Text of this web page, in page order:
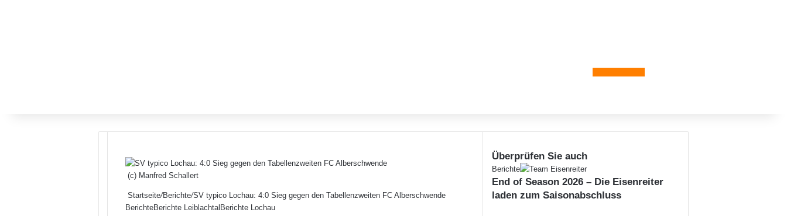
(c) Manfred Schallert
Startseite/Berichte/SV typico Lochau: 4:0 Sieg gegen den Tabellenzweiten FC Alberschwende
BerichteBerichte Leiblachtal Berichte Lochau
Überprüfen Sie auch
Schließen
Berichte
End of Season 2026 – Die Eisenreiter
laden zum Saisonabschluss